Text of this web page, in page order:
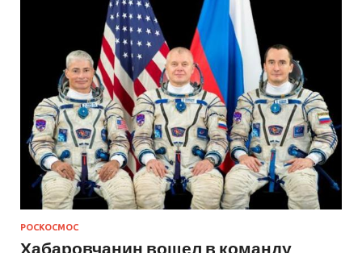
РОСКОСМОС
Хабаровчанин вошел в команду